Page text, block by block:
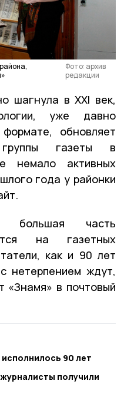
Фото: архив
редакции
шагнула в XXI век,
уже давно
обновляет
газеты в
немало активных
года у районки
большая часть
на газетных
как и 90 лет
нетерпением ждут,
«Знамя» в почтовый
исполнилось 90 лет
получили